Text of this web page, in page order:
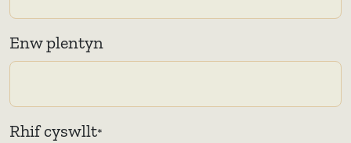
Enw plentyn
Rhif cyswllt*